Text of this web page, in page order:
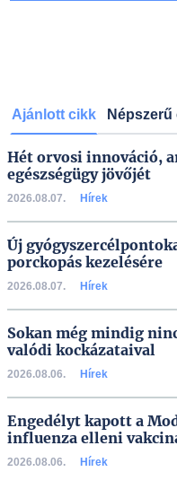
Ajánlott cikk Népszerű
Hét orvosi innováció,
egészségügy jövőjét
2026.08.07. Hírek
Új
porckopás kezelésére
2026.08.07. Hírek
Sokan még mindig
valódi kockázataival
2026.08.06. Hírek
Engedélyt kapott a
influenza elleni
2026.08.06. Hírek